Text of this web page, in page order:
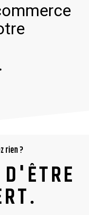
rien ?